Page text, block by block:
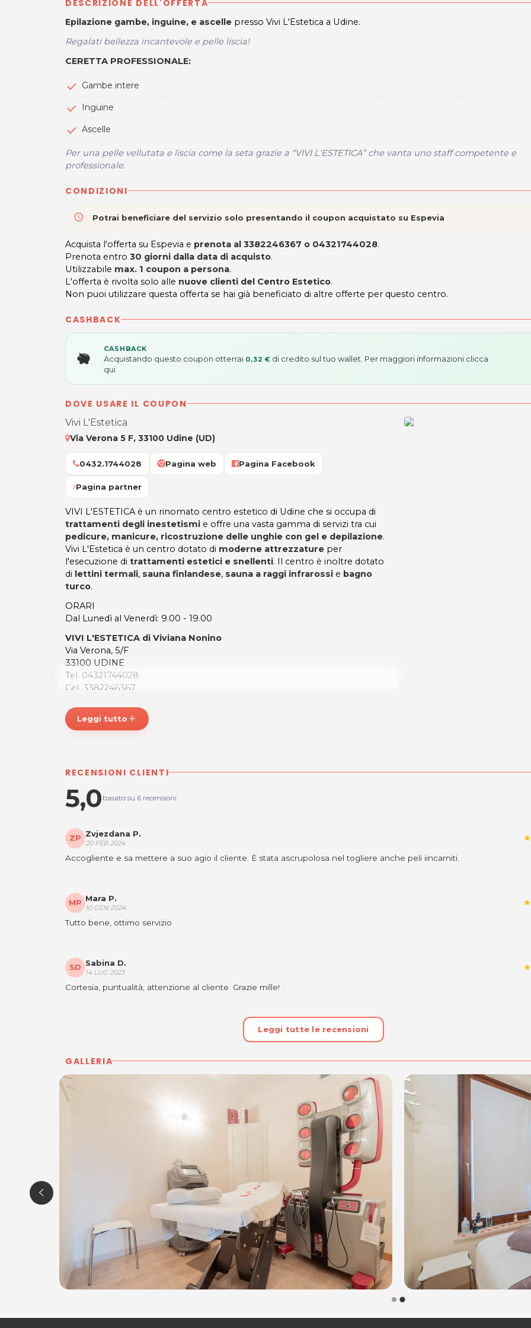
DESCRIZIONE DELL'OFFERTA
Epilazione gambe, inguine, e ascelle presso Vivi L'Estetica a Udine.
Regalati bellezza incantevole e pelle liscia!
CERETTA PROFESSIONALE:
Gambe intere
Inguine
Ascelle
Per una pelle vellutata e liscia come la seta grazie a “VIVI L'ESTETICA” che vanta uno staff competente e
professionale.
CONDIZIONI
access_time Potrai beneficiare del servizio solo presentando il coupon acquistato su Espevia
Acquista l'offerta su Espevia e prenota al 3382246367 o 04321744028.
Prenota entro 30 giorni dalla data di acquisto.
Utilizzabile max. 1 coupon a persona.
L'offerta è rivolta solo alle nuove clienti del Centro Estetico.
Non puoi utilizzare questa offerta se hai già beneficiato di altre offerte per questo centro.
CASHBACK
CASHBACK
Acquistando questo coupon otterrai 0,32 € di credito sul tuo wallet. Per maggiori informazioni clicca
qui
DOVE USARE IL COUPON
Vivi L'Estetica
Via Verona 5 F, 33100 Udine (UD)
0432.1744028 Pagina web Pagina Facebook
Pagina partner
VIVI L'ESTETICA è un rinomato centro estetico di Udine che si occupa di
trattamenti degli inestetismi e offre una vasta gamma di servizi tra cui
pedicure, manicure, ricostruzione delle unghie con gel e depilazione.
Vivi L'Estetica è un centro dotato di moderne attrezzature per
l'esecuzione di trattamenti estetici e snellenti. Il centro è inoltre dotato
di lettini termali, sauna finlandese, sauna a raggi infrarossi e bagno
turco.
ORARI
Dal Lunedì al Venerdì: 9.00 - 19.00
VIVI L'ESTETICA di Viviana Nonino
Via Verona, 5/F
33100 UDINE
Tel. 04321744028
Cel. 3382246367
Per ulteriori informazioni sull'offerta o sulle modalità di acquisto scrivi a
posta@espevia.it
Leggi tutto add
RECENSIONI CLIENTI
5,0 basato su 6 recensioni
ZP Zvjezdana P.
20 FEB 2024
star
Accogliente e sa mettere a suo agio il cliente. È stata ascrupolosa nel togliere anche peli iincarniti.
MP Mara P.
10 GEN 2024
star
Tutto bene, ottimo servizio
SD Sabina D.
14 LUG 2023
star
Cortesia, puntualità, attenzione al cliente. Grazie mille!
Leggi tutte le recensioni
GALLERIA